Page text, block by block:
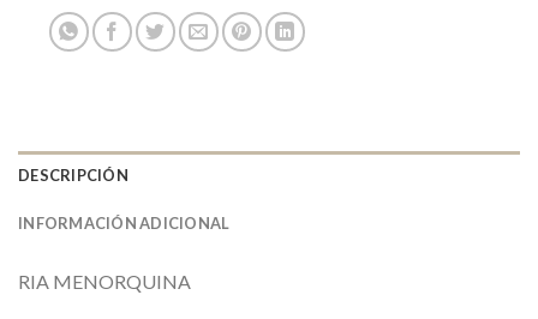
DESCRIPCIÓN
INFORMACIÓN ADICIONAL
RIA MENORQUINA